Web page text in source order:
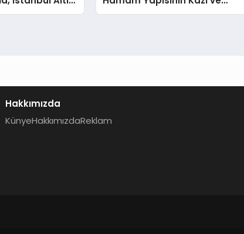
Damga
Onarımı Selectum
Hakkımızda
KünyeHakkımızdaReklam